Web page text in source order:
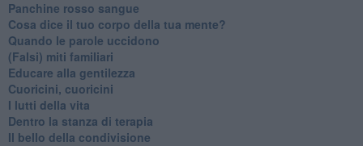
​Panchine rosso sangue
​Cosa dice il tuo corpo della tua mente?
​Quando le parole uccidono
​(Falsi) miti familiari
​Educare alla gentilezza
​Cuoricini, cuoricini
I lutti della vita
​Dentro la stanza di terapia
​Il bello della condivisione